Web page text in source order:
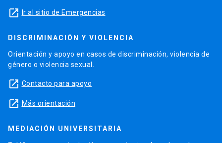
launch Ir al sitio de Emergencias
DISCRIMINACIÓN Y VIOLENCIA
Orientación y apoyo en casos de discriminación, violencia de
género o violencia sexual.
launch Contacto para apoyo
launch Más orientación
MEDIACIÓN UNIVERSITARIA